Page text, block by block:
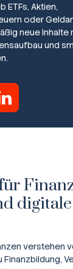
Vergleich
Kurse
ETFs, Aktien,
oder
neue Inhalte
und
digitale
verstehen